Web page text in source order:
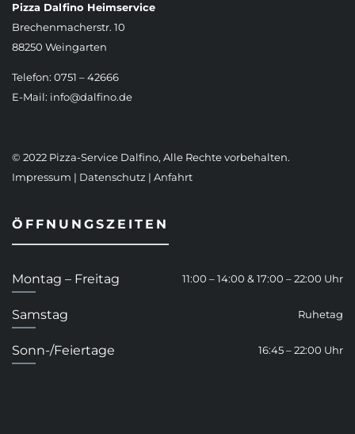
Pizza Dalfino Heimservice
Brechenmacherstr. 10
88250 Weingarten
Telefon: 0751 – 42666
E-Mail: info@dalfino.de
© 2022 Pizza-Service Dalfino, Alle Rechte vorbehalten.
Impressum | Datenschutz | Anfahrt
ÖFFNUNGSZEITEN
Montag – Freitag 11:00 – 14:00 & 17:00 – 22:00 Uhr
Samstag Ruhetag
Sonn-/Feiertage 16:45 – 22:00 Uhr